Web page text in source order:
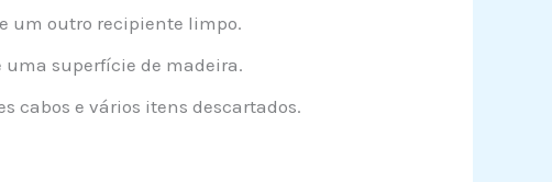
um outro recipiente limpo.
superfície de madeira.
e vários itens descartados.